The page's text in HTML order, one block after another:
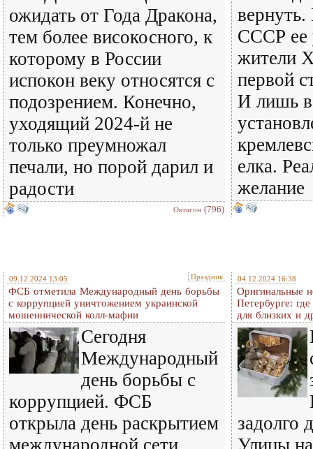
ожидать от Года Дракона,
тем более високосного, к
которому в России
испокон веку относятся с
подозрением. Конечно,
уходящий 2024-й не
только преумножал
печали, но порой дарил и
радости
Октагон (796)
СССР ее
жители
первой
И лишь в
елка.
желание
09.12.2024 13:05 Праздник
ФСБ отметила Международный день борьбы
с коррупцией уничтожением украинской
мошеннической колл-мафии
Сегодня
Международный
день борьбы с
коррупцией. ФСБ
открыла день раскрытием
международной сети
04.12.2024 16:38
Оригинальные
Петербурге:
для близких и
задолго
Улицы